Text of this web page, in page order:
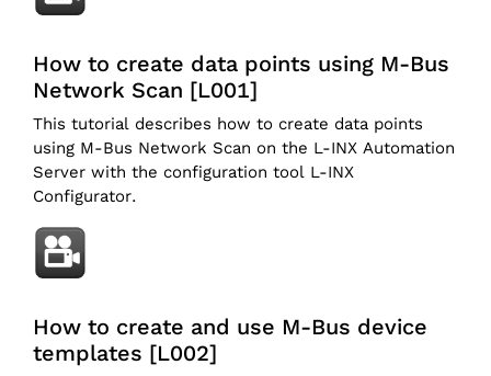
How to create data points using M-Bus
Network Scan [L001]
This tutorial describes how to create data points
using M-Bus Network Scan on the L-INX Automation
Server with the configuration tool L-INX
Configurator.
How to create and use M-Bus device
templates [L002]